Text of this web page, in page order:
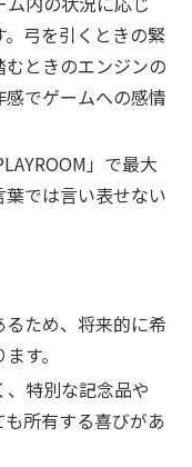
弓を引くときの緊
ときのエンジンの
でゲームへの感情
」で最大
では言い表せない
ため、将来的に希
す。
特別な記念品や
所有する喜びがあ